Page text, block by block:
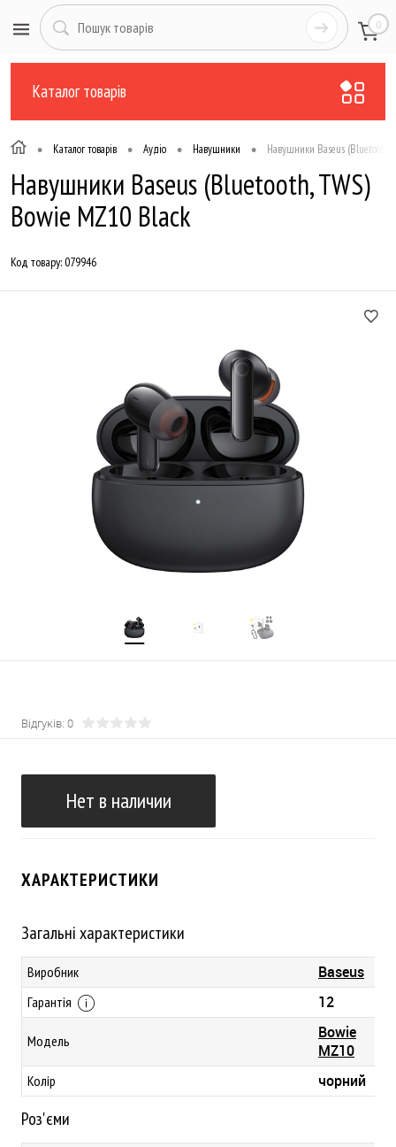
0
Каталог товарів
• Каталог товарів • Аудіо • Навушники • Навушники Baseus (Bluetooth,
Навушники Baseus (Bluetooth, TWS)
Bowie MZ10 Black
Код товару:079946
Відгуків: 0
Нет в наличии
ХАРАКТЕРИСТИКИ
Загальні характеристики
Виробник Baseus
Гарантія 12
Модель
Bowie
MZ10
Колір чорний
Роз'єми